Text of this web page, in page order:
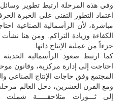
وفي هذه المرحلة ارتبط تطوير وسائل
اعتماد التطور التقني على الخبرة
مباشرة، لأن الرأسمالية الصناعية
الكفاءة وزيادة التراكم. ومن هنا
جزءاً من عملية الإنتاج ذاتها.
كما ارتبط صعود الرأسمالية
احتاجت إلى إدارة مركزية، وقانون
المجتمع وفق حاجات الإنتاج الصناعي
ومع القرن العشرين، دخل العالم
إلى ثـــورات متلاحقـــــة شملت